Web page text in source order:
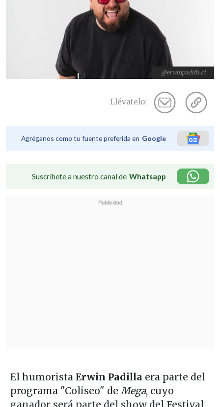
@erwinpadilla.cl
Llévatelo:
Agréganos como tu fuente preferida en Google
Suscríbete a nuestro canal de Whatsapp
El humorista Erwin Padilla era parte del
programa "Coliseo" de Mega, cuyo
ganador será parte del show del Festival